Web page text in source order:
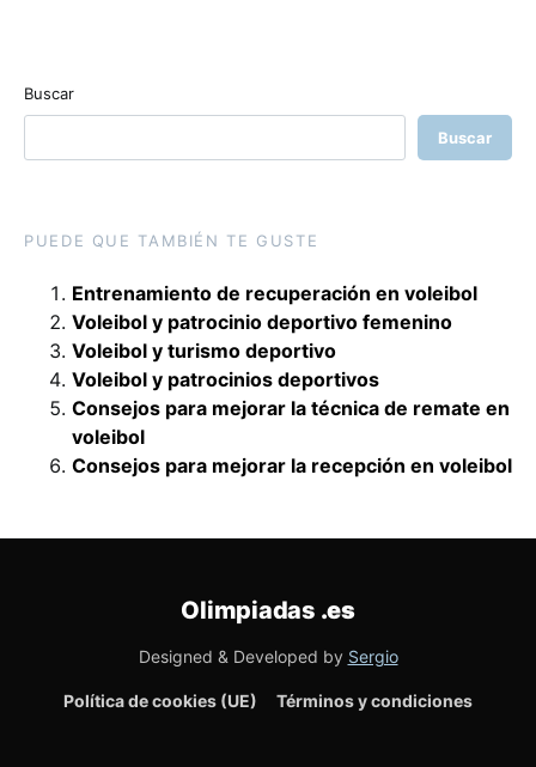
Buscar
Buscar
PUEDE QUE TAMBIÉN TE GUSTE
Entrenamiento de recuperación en voleibol
Voleibol y patrocinio deportivo femenino
Voleibol y turismo deportivo
Voleibol y patrocinios deportivos
Consejos para mejorar la técnica de remate en
voleibol
Consejos para mejorar la recepción en voleibol
Política de cookies (UE) Términos y condiciones
Olimpiadas .es
Designed & Developed by Sergio